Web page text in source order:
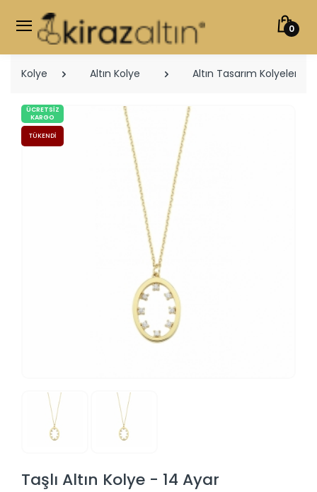
0
Kolye Altın Kolye Altın Tasarım Kolyeler
ÜCRETSIZ
KARGO
TÜKENDI
Taşlı Altın Kolye - 14 Ayar